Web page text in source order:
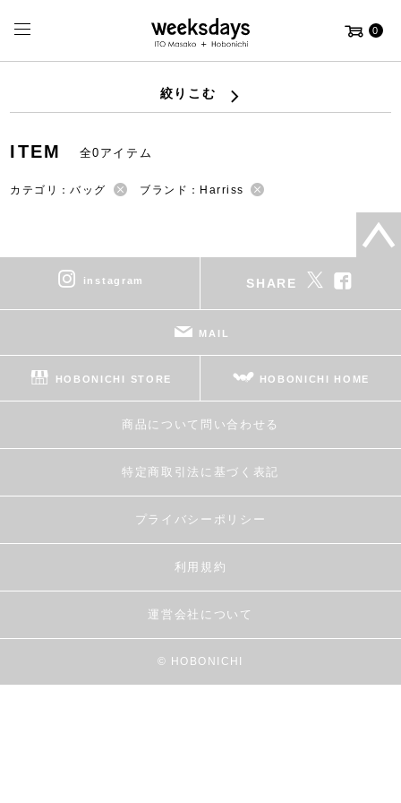
0
絞りこむ
ITEM 全0アイテム
カテゴリ：バッグ ブランド：Harriss
instagram SHARE
MAIL
HOBONICHI STORE HOBONICHI HOME
商品について問い合わせる
特定商取引法に基づく表記
プライバシーポリシー
利用規約
運営会社について
© HOBONICHI